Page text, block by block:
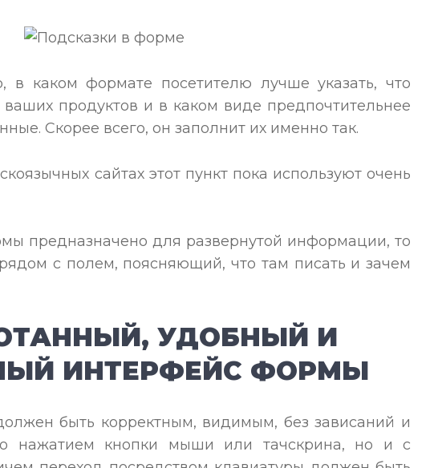
в каком формате посетителю лучше указать, что
продуктов и в каком виде предпочтительнее
Скорее всего, он заполнит их именно так.
сайтах этот пункт пока используют очень
предназначено для развернутой информации, то
с полем, поясняющий, что там писать и зачем
УДОБНЫЙ И
ИНТЕРФЕЙС ФОРМЫ
быть корректным, видимым, без зависаний и
нажатием кнопки мыши или тачскрина, но и с